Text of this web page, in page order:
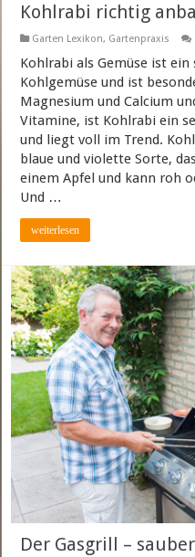
Kohlrabi richtig
Garten Lexikon, Gartenpraxis
Kohlrabi als Gemüse ist
Kohlgemüse und ist
Magnesium und Calcium
Vitamine, ist Kohlrabi ein
und liegt voll im Trend.
blaue und violette Sorte,
einem Apfel und kann roh
Und …
weiterlesen
Der Gasgrill –